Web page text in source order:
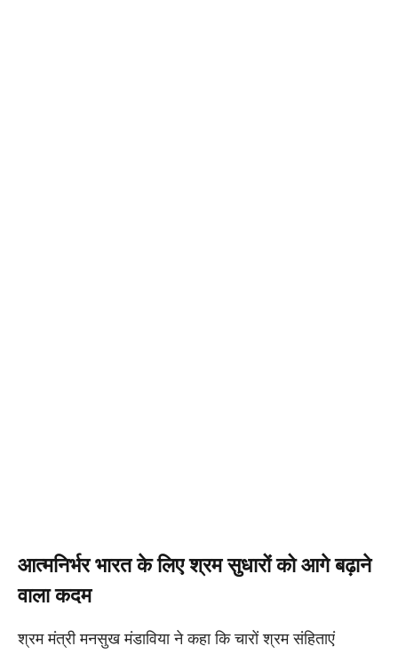
आत्मनिर्भर भारत के लिए श्रम सुधारों को आगे बढ़ाने
वाला कदम
श्रम मंत्री मनसुख मंडाविया ने कहा कि चारों श्रम संहिताएं